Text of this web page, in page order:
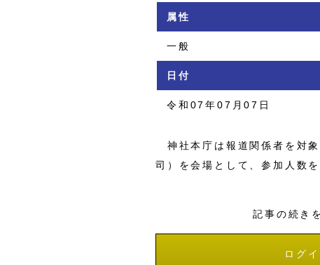
属性
一般
日付
令和07年07月07日
神社本庁は報道関係者を対
司）を会場として、参加人数
記事の続き
ログ